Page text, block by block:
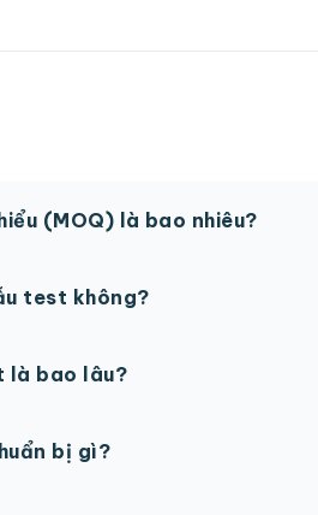
(MOQ) là bao nhiêu?
test không?
là bao lâu?
bị gì?